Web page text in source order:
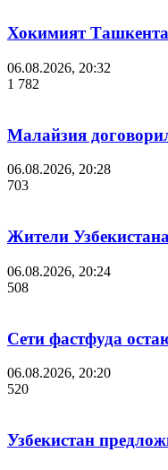
Хокимият Ташкента
06.08.2026, 20:32
1 782
Малайзия
06.08.2026, 20:28
703
Жители
06.08.2026, 20:24
508
Сети фастфуда
06.08.2026, 20:20
520
Узбекистан